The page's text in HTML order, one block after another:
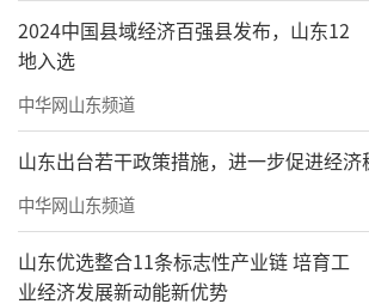
2024中国县域经济百强县发布，山东12
地入选
中华网山东频道
山东出台若干政策措施，进一步促进经
中华网山东频道
山东优选整合11条标志性产业链 培育工
业经济发展新动能新优势